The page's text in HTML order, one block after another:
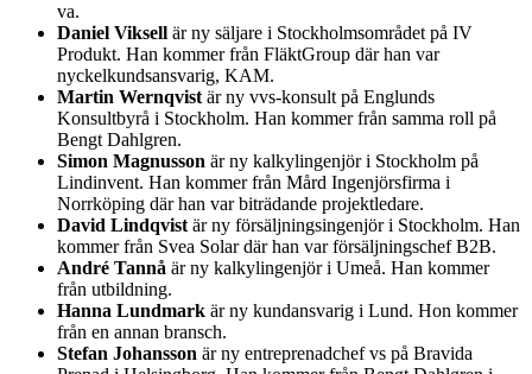
va.
Daniel Viksell är ny säljare i Stockholmsområdet på IV
Produkt. Han kommer från FläktGroup där han var
nyckelkundsansvarig, KAM.
Martin Wernqvistär ny vvs-konsult på Englunds
Konsultbyrå i Stockholm. Han kommer från samma roll på
Bengt Dahlgren.
Simon Magnusson är ny kalkylingenjör i Stockholm på
Lindinvent. Han kommer från Mård Ingenjörsfirma i
Norrköping där han var biträdande projektledare.
David Lindqvistär ny försäljningsingenjör i Stockholm. Han
kommer från Svea Solar där han var försäljningschef B2B.
André Tannå är ny kalkylingenjör i Umeå. Han kommer
från utbildning.
Hanna Lundmark är ny kundansvarig i Lund. Hon kommer
från en annan bransch.
Stefan Johansson är ny entreprenadchef vs på Bravida